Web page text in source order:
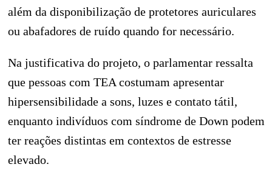
além da disponibilização de protetores auriculares
ou abafadores de ruído quando for necessário.
Na justificativa do projeto, o parlamentar ressalta
que pessoas com TEA costumam apresentar
hipersensibilidade a sons, luzes e contato tátil,
enquanto indivíduos com síndrome de Down podem
ter reações distintas em contextos de estresse
elevado.